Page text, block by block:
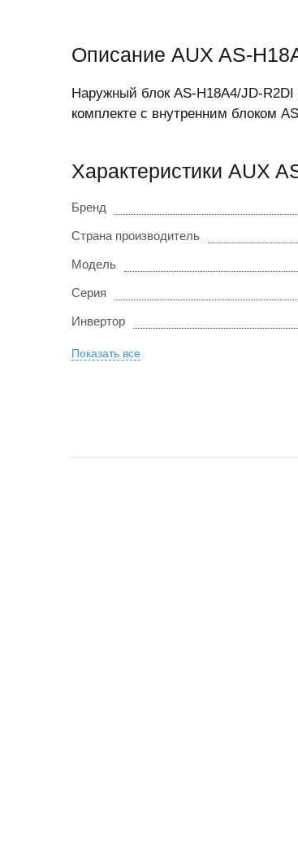
Описание AUX AS-
Наружный блок AS-H18A4/JD-
комплекте с внутренним блоком
Характеристики AUX
Бренд
Страна производитель
Модель
Серия
Инвертор
Показать все